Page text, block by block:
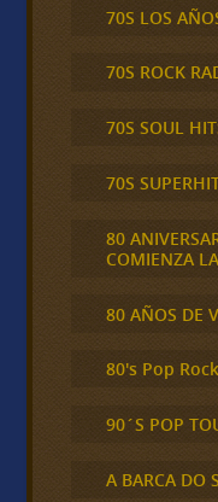
70S LOS
70S ROCK
70S SOUL
70S
80
COMIENZA
80 AÑOS DE
80's Pop Rock
90´S POP
A BARCA DO